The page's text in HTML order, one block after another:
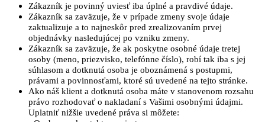
Zákazník je povinný uviesť iba úplné a pravdivé údaje.
Zákazník sa zaväzuje, že v prípade zmeny svoje údaje
zaktualizuje a to najneskôr pred zrealizovaním prvej
objednávky nasledujúcej po vzniku zmeny.
Zákazník sa zaväzuje, že ak poskytne osobné údaje tretej
osoby (meno, priezvisko, telefónne číslo), robí tak iba s jej
súhlasom a dotknutá osoba je oboznámená s postupmi,
právami a povinnosťami, ktoré sú uvedené na tejto stránke.
Ako náš klient a dotknutá osoba máte v stanovenom rozsahu
právo rozhodovať o nakladaní s Vašimi osobnými údajmi.
Uplatniť nižšie uvedené práva si môžete: